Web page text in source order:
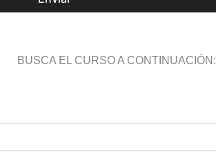
BUSCA EL CURSO A CONTINUACIÓN: